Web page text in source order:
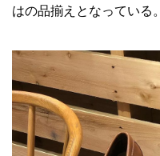
はの品揃えとなっている。